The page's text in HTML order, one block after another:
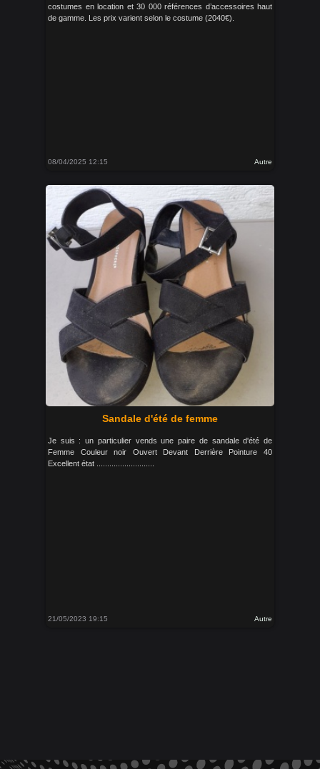
costumes en location et 30 000 références d’accessoires haut
de gamme. Les prix varient selon le costume (2040€).
08/04/2025 12:15 Autre
Sandale d'été de femme
Je suis : un particulier vends une paire de sandale d'été de
Femme Couleur noir Ouvert Devant Derrière Pointure 40
Excellent état ...........................
21/05/2023 19:15 Autre